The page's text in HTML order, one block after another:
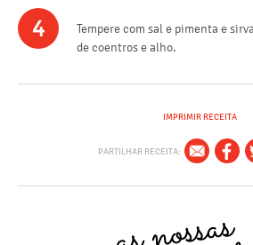
4
Tempere com sal e pimenta e
de coentros e alho.
IMPRIMIR RECEITA
PARTILHAR RECEITA: